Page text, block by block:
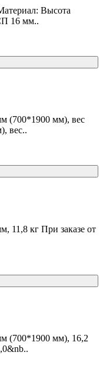
Высота
16 мм..
(700*1900 мм), вес
вес..
11,8 кг При заказе от
(700*1900 мм), 16,2